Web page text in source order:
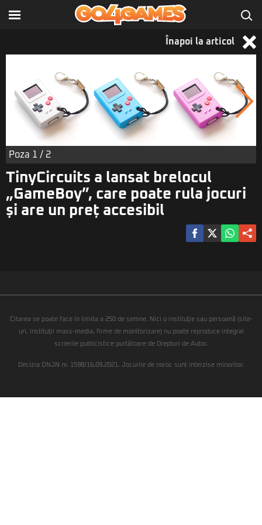
Înapoi la articol
Poza 1 / 2
TinyCircuits a lansat brelocul
„GameBoy”, care poate rula jocuri
și are un preț accesibil
Citarea se poate face în limita a 250 de semne. Nici o instituţie sau persoană (site-
uri, instituţii mass-media, firme de monitorizare) nu poate reproduce integral
scrierile publicistice purtătoare de Drepturi de Autor.
Decizia ONJN nr. 1598/16.09.2021. Jocurile de noroc sunt interzise minorilor.